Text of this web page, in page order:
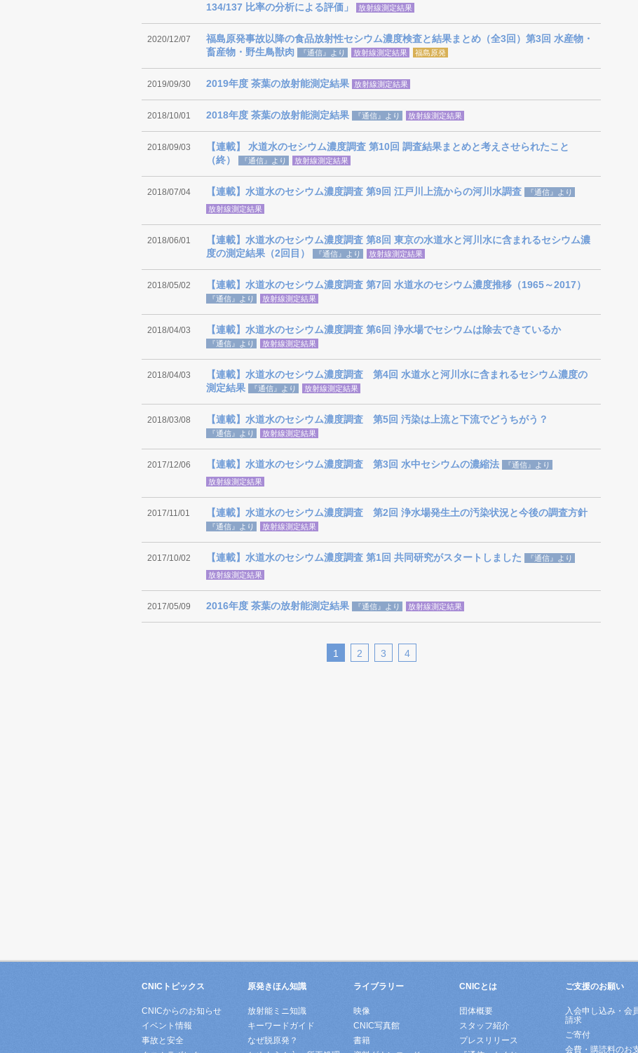
134/137 比率の分析による評価」
放射線測定結果
2020/12/07
福島原発事故以降の食品放射性セシウム濃度検査と結果まとめ（全3回）第3回 水産物・
畜産物・野生鳥獣肉
『通信』より 放射線測定結果 福島原発
2019/09/30 2019年度 茶葉の放射能測定結果 放射線測定結果
2018/10/01 2018年度 茶葉の放射能測定結果 『通信』より 放射線測定結果
2018/09/03
【連載】 水道水のセシウム濃度調査 第10回 調査結果まとめと考えさせられたこと
（終）
『通信』より 放射線測定結果
2018/07/04 【連載】水道水のセシウム濃度調査 第9回 江戸川上流からの河川水調査
『通信』より
放射線測定結果
2018/06/01
【連載】水道水のセシウム濃度調査 第8回 東京の水道水と河川水に含まれるセシウム濃
度の測定結果（2回目）
『通信』より 放射線測定結果
2018/05/02 【連載】水道水のセシウム濃度調査 第7回 水道水のセシウム濃度推移（1965～2017）
『通信』より 放射線測定結果
2018/04/03 【連載】水道水のセシウム濃度調査 第6回 浄水場でセシウムは除去できているか
『通信』より 放射線測定結果
2018/04/03
【連載】水道水のセシウム濃度調査 第4回 水道水と河川水に含まれるセシウム濃度の
測定結果
『通信』より 放射線測定結果
2018/03/08 【連載】水道水のセシウム濃度調査 第5回 汚染は上流と下流でどうちがう？
『通信』より 放射線測定結果
2017/12/06 【連載】水道水のセシウム濃度調査 第3回 水中セシウムの濃縮法
『通信』より
放射線測定結果
2017/11/01 【連載】水道水のセシウム濃度調査 第2回 浄水場発生土の汚染状況と今後の調査方針
『通信』より 放射線測定結果
2017/10/02 【連載】水道水のセシウム濃度調査 第1回 共同研究がスタートしました
『通信』より
放射線測定結果
2017/05/09 2016年度 茶葉の放射能測定結果 『通信』より 放射線測定結果
1 2 3 4
CNICトピックス
CNICからのお知らせ
イベント情報
事故と安全
原発きほん知識
放射能ミニ知識
キーワードガイド
なぜ脱原発？
ライブラリー
映像
CNIC写真館
書籍
CNICとは
団体概要
スタッフ紹介
プレスリリース
ご支援のお願い
入会申し込み・会
請求
ご寄付
会費・購読料のお